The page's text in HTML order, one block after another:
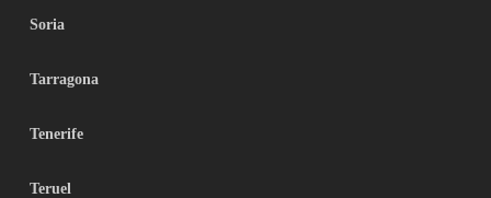
Soria
Tarragona
Tenerife
Teruel